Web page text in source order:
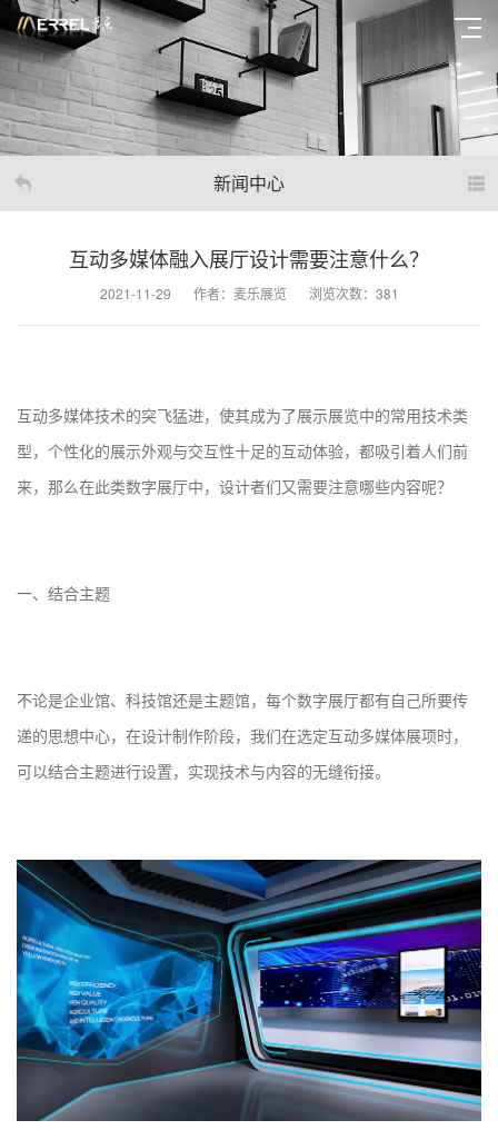
新闻中心
互动多媒体融入展厅设计需要注意什么？
2021-11-29 作者：麦乐展览 浏览次数：381
互动多媒体技术的突飞猛进，使其成为了展示展览中的常用技术类
型，个性化的展示外观与交互性十足的互动体验，都吸引着人们前
来，那么在此类数字展厅中，设计者们又需要注意哪些内容呢？
一、结合主题
不论是企业馆、科技馆还是主题馆，每个数字展厅都有自己所要传
递的思想中心，在设计制作阶段，我们在选定互动多媒体展项时，
可以结合主题进行设置，实现技术与内容的无缝衔接。